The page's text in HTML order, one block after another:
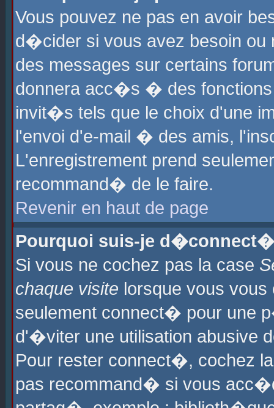
Vous pouvez ne pas en avoir
d�cider si vous avez besoin ou
des messages sur certains
donnera acc�s � des fonctions
invit�s tels que le choix d'une
l'envoi d'e-mail � des amis,
L'enregistrement prend
recommand� de le faire.
Revenir en haut de page
Pourquoi suis-je
Si vous ne cochez pas la case
chaque visite lorsque vous
seulement connect� pour une
d'�viter une utilisation abusive
Pour rester connect�, cochez
pas recommand� si vous